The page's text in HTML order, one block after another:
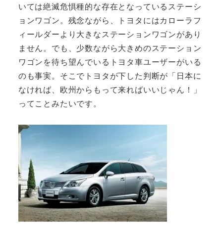
いては絶滅危惧種的な存在となっているステーシ
ョンワゴン。残念ながら、トヨタにはカローラフ
ィールダーより大きなステーションワゴンがあり
ません。でも、少数ながら大きめのステーション
ワゴンを待ち望んでいるトヨタ車ユーザーがいる
のも事実。そこでトヨタが下した判断が「日本に
なければ、欧州からもって来ればいいじゃん！」
ってことみたいです。